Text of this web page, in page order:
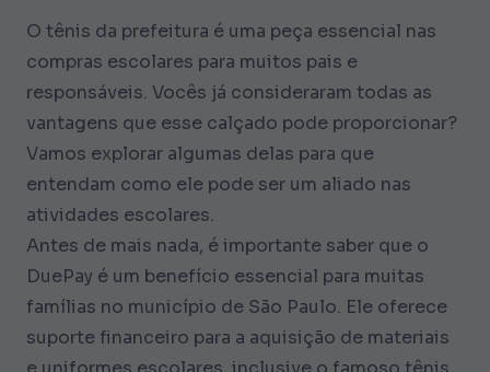
O tênis da prefeitura é uma peça essencial nas
compras escolares para muitos pais e
responsáveis. Vocês já consideraram todas as
vantagens que esse calçado pode proporcionar?
Vamos explorar algumas delas para que
entendam como ele pode ser um aliado nas
atividades escolares.
Antes de mais nada, é importante saber que o
DuePay é um benefício essencial para muitas
famílias no município de São Paulo. Ele oferece
suporte financeiro para a aquisição de materiais